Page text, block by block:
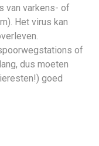
van varkens- of
Het virus kan
of
dus moeten
goed